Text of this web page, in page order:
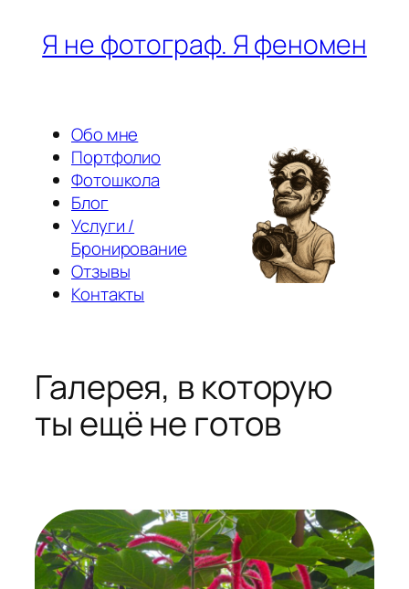
ПерейтиЯ не фотограф. Я феномен
Обо мне
Портфолио
Фотошкола
Блог
Услуги /
Бронирование
Отзывы
Контакты
Галерея, в которую
ты ещё не готов